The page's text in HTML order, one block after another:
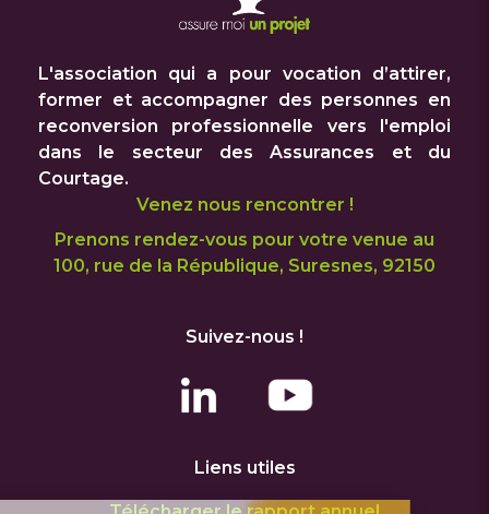
L'association qui a pour vocation d’attirer,
former et accompagner des personnes en
reconversion professionnelle vers l'emploi
dans le secteur des Assurances et du
Courtage.
Venez nous rencontrer !
Prenons rendez-vous pour votre venue au
100, rue de la République, Suresnes, 92150
Suivez-nous !
Liens utiles